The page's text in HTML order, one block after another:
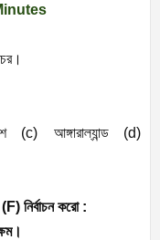
(c) আঙ্গারাল্যান্ড (d)
(F) নির্বাচন করো :